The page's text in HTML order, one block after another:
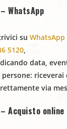
WhatsApp
su
5120
data
persone: riceverai
via
Acquisto online